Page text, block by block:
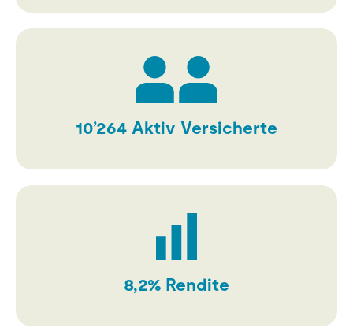
10’264 Aktiv Versicherte
8,2% Rendite